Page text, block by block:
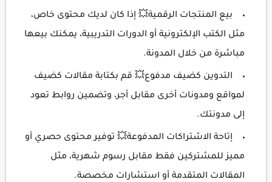
بيع المنتجات الرقمية💥 إذا كان لديك محتوى خاص،
مثل الكتب الإلكترونية أو الدورات التدريبية، يمكنك بيعها
مباشرة من خلال المدونة.
التدوين كضيف مدفوع💥 قم بكتابة مقالات كضيف
لمواقع ومدونات أخرى مقابل أجر، وتضمين روابط تعود
إلى مدونتك.
إتاحة الاشتراكات المدفوعة💥 توفير محتوى حصري أو
مميز للمشتركين فقط مقابل رسوم شهرية، مثل
المقالات المتقدمة أو استشارات مخصصة.